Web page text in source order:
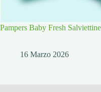
Pampers Baby Fresh Salviettine
16 Marzo 2026